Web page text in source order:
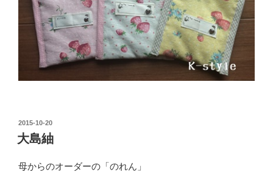
投
稿
日:
2015-10-20
大島紬
母からのオーダーの「のれん」